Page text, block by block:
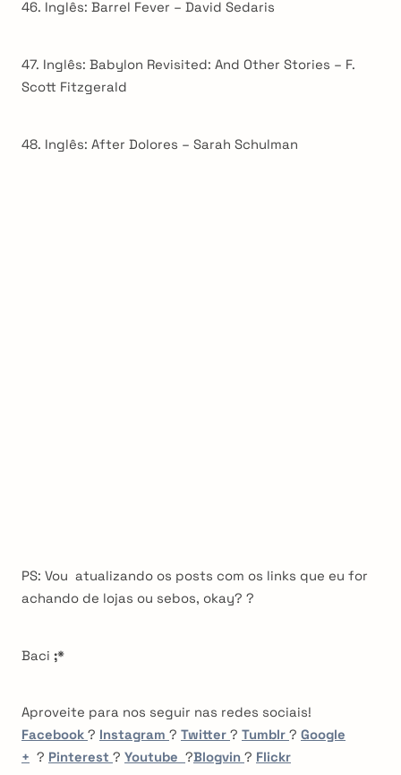
46. Inglês: Barrel Fever – David Sedaris
47. Inglês: Babylon Revisited: And Other Stories – F.
Scott Fitzgerald
48. Inglês: After Dolores – Sarah Schulman
PS: Vou atualizando os posts com os links que eu for
achando de lojas ou sebos, okay? ?
Baci ;*
Aproveite para nos seguir nas redes sociais!
Facebook ? Instagram ? Twitter ? Tumblr ? Google
+ ? Pinterest ? Youtube ?Blogvin ? Flickr